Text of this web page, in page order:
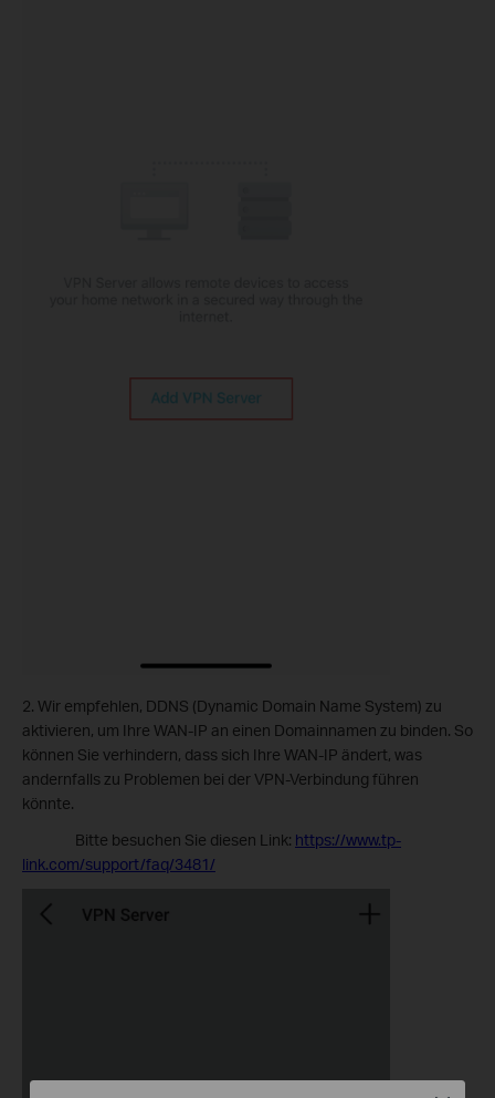
2. Wir empfehlen, DDNS (Dynamic Domain Name System) zu
aktivieren, um Ihre WAN-IP an einen Domainnamen zu binden. So
können Sie verhindern, dass sich Ihre WAN-IP ändert, was
andernfalls zu Problemen bei der VPN-Verbindung führen
könnte.
Bitte besuchen Sie diesen Link: https://www.tp-
link.com/support/faq/3481/